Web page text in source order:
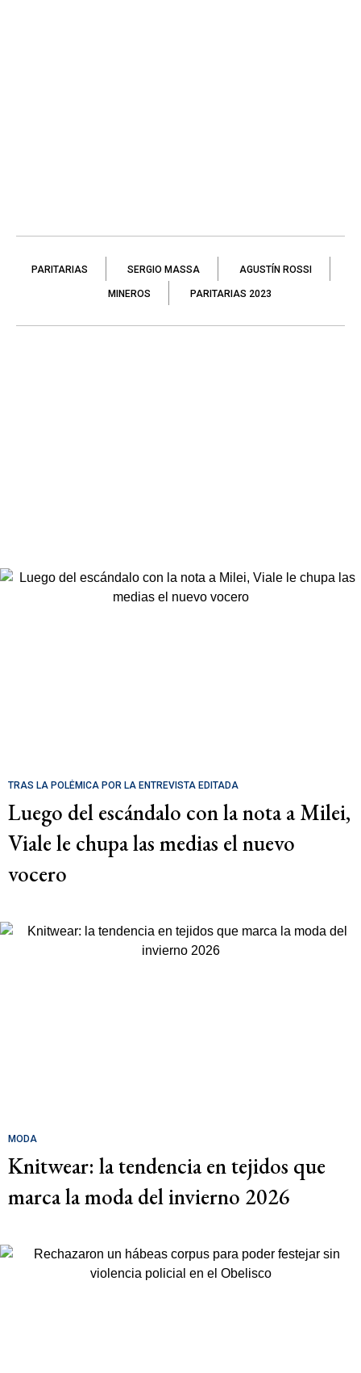
PARITARIAS SERGIO MASSA AGUSTÍN ROSSI
MINEROS PARITARIAS 2023
TRAS LA POLÉMICA POR LA ENTREVISTA EDITADA
Luego del escándalo con la nota a Milei,
Viale le chupa las medias el nuevo
vocero
MODA
Knitwear: la tendencia en tejidos que
marca la moda del invierno 2026